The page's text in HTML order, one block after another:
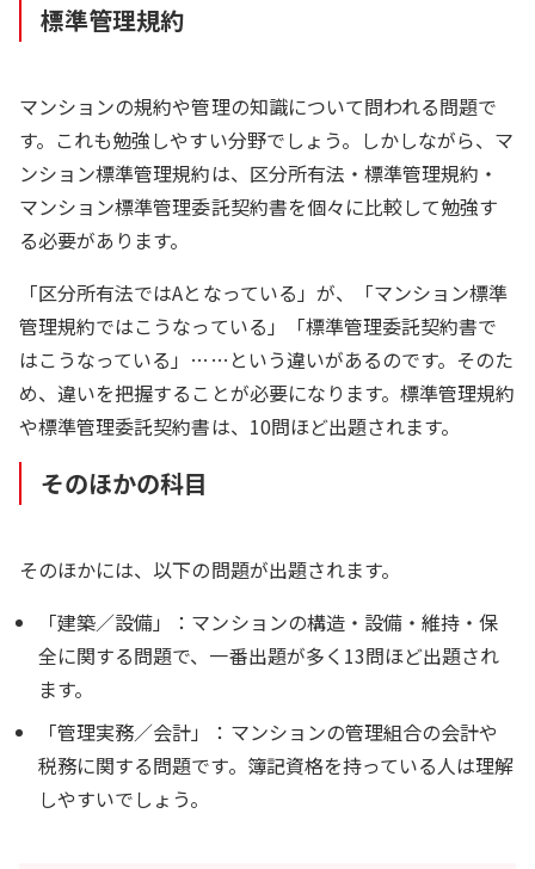
標準管理規約
マンションの規約や管理の知識について問われる問題で
す。これも勉強しやすい分野でしょう。しかしながら、マ
ンション標準管理規約は、区分所有法・標準管理規約・
マンション標準管理委託契約書を個々に比較して勉強す
る必要があります。
「区分所有法ではAとなっている」が、「マンション標準
管理規約ではこうなっている」「標準管理委託契約書で
はこうなっている」……という違いがあるのです。そのた
め、違いを把握することが必要になります。標準管理規約
や標準管理委託契約書は、10問ほど出題されます。
そのほかの科目
そのほかには、以下の問題が出題されます。
「建築／設備」：マンションの構造・設備・維持・保
全に関する問題で、一番出題が多く13問ほど出題され
ます。
「管理実務／会計」：マンションの管理組合の会計や
税務に関する問題です。簿記資格を持っている人は理解
しやすいでしょう。